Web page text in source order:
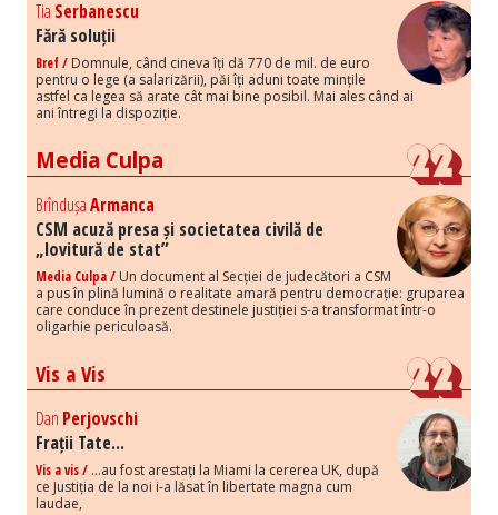
Tia Serbanescu
Fără soluții
Bref / Domnule, când cineva îți dă 770 de mil. de euro
pentru o lege (a salarizării), păi îți aduni toate mințile
astfel ca legea să arate cât mai bine posibil. Mai ales când ai
ani întregi la dispoziție.
Media Culpa
BrîndușaArmanca
CSM acuză presa și societatea civilă de
„lovitură de stat”
Media Culpa / Un document al Secției de judecători a CSM
a pus în plină lumină o realitate amară pentru democrație: gruparea
care conduce în prezent destinele justiției s-a transformat într-o
oligarhie periculoasă.
Vis a Vis
Dan Perjovschi
Frații Tate...
Vis a vis / ...au fost arestați la Miami la cererea UK, după
ce Justiția de la noi i-a lăsat în libertate magna cum
laudae,